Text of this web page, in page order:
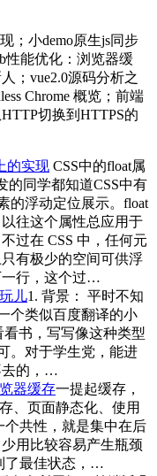
；小demo原生js同步
性能优化：浏览器缓
；vue2.0源码分析之
Chrome 概览；前端
切换到HTTPS的
的实现 CSS中的float属
的同学都知道CSS中有
的浮动定位展示。float
往这个属性总应用于
过在 CSS 中，任何元
有极少的空间可供浮
一行，这个过…
儿1. 背景： 平时不知
个类似百度翻译的小
看书，写写像这种类型
。对于学生党，能进
去的，…
器缓存一提起缓存，
、页面静态化、使用
个共性，就是集中在后
用比较容易产生瓶颈
了最佳状态，…